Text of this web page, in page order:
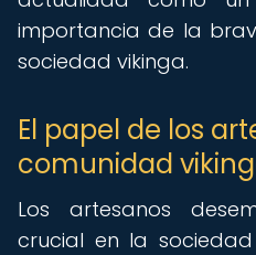
importancia de la
sociedad vikinga.
El papel de los
comunidad
Los artesanos
crucial en la